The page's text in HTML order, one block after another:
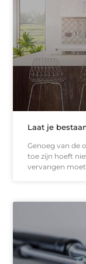
Laat je
Genoeg van de
toe zijn hoeft
vervangen